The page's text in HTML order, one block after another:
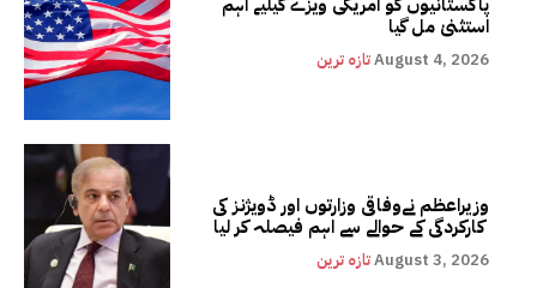
استثنیٰ مل گیا
تازہ ترینAugust 4, 2026
وزیراعظم نےوفاقی وزارتوں اور ڈویژنز کی
کارکردگی کے حوالے سے اہم فیصلہ کر لیا
تازہ ترینAugust 3, 2026